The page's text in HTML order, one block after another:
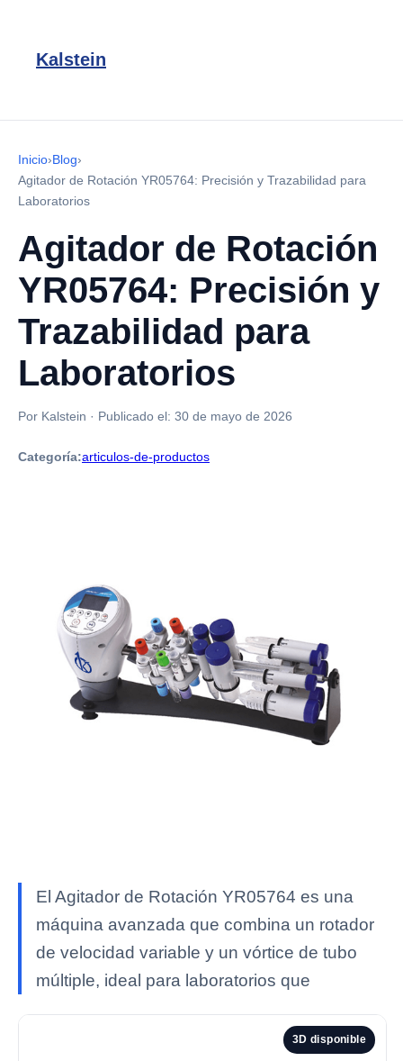
Kalstein
Inicio›Blog›
Agitador de Rotación YR05764: Precisión y Trazabilidad para
Laboratorios
Agitador de Rotación
YR05764: Precisión y
Trazabilidad para
Laboratorios
Por Kalstein · Publicado el: 30 de mayo de 2026
Categoría:articulos-de-productos
El Agitador de Rotación YR05764 es una
máquina avanzada que combina un rotador
de velocidad variable y un vórtice de tubo
múltiple, ideal para laboratorios que
3D disponible